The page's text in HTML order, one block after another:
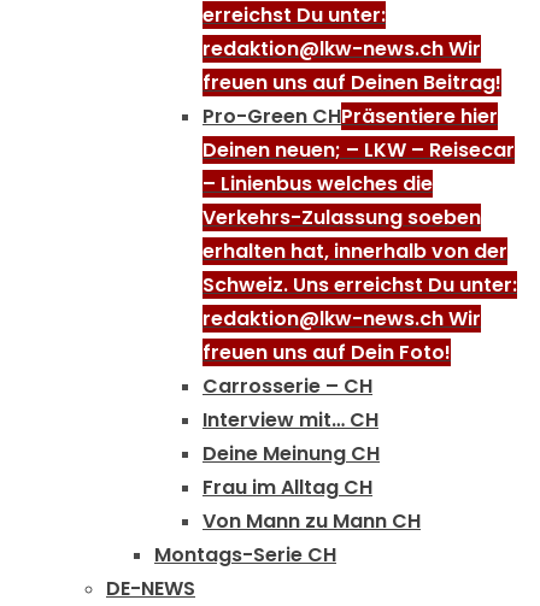
erreichst Du unter:
redaktion@lkw-news.ch Wir
freuen uns auf Deinen Beitrag!
Pro-Green CHPräsentiere hier
Deinen neuen; – LKW – Reisecar
– Linienbus welches die
Verkehrs-Zulassung soeben
erhalten hat, innerhalb von der
Schweiz. Uns erreichst Du unter:
redaktion@lkw-news.ch Wir
freuen uns auf Dein Foto!
Carrosserie – CH
Interview mit… CH
Deine Meinung CH
Frau im Alltag CH
Von Mann zu Mann CH
Montags-Serie CH
DE-NEWS